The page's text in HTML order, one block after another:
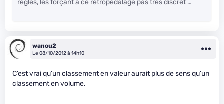
règles, les forçant à ce rétropédalage pas très discret …
wanou2
Le 08/10/2012 à 14h10
C’est vrai qu’un classement en valeur aurait plus de sens qu’un
classement en volume.